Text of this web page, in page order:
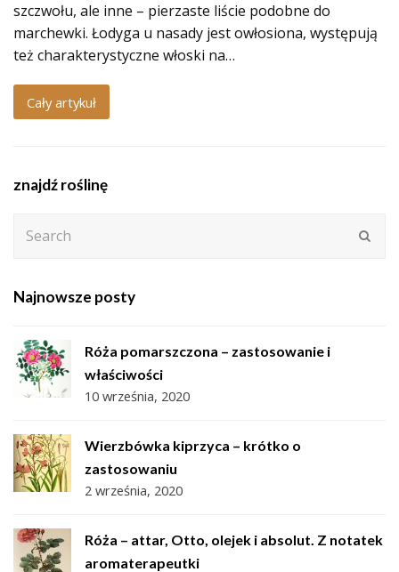
szczwołu, ale inne – pierzaste liście podobne do
marchewki. Łodyga u nasady jest owłosiona, występują
też charakterystyczne włoski na…
Cały artykuł
znajdź roślinę
Najnowsze posty
Róża pomarszczona – zastosowanie i
właściwości
10 września, 2020
Wierzbówka kiprzyca – krótko o
zastosowaniu
2 września, 2020
Róża – attar, Otto, olejek i absolut. Z notatek
aromaterapeutki